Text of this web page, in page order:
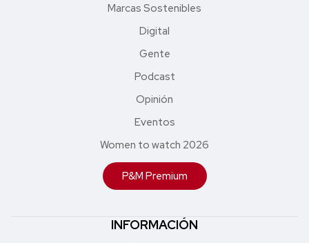
Marcas Sostenibles
Digital
Gente
Podcast
Opinión
Eventos
Women to watch 2026
P&M Premium
INFORMACIÓN